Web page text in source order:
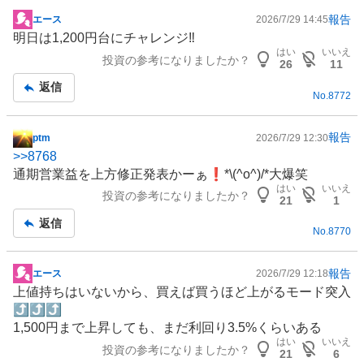
掲
示
事
エース 2026/7/29 14:45報告
明日は1,200円台にチャレンジ‼️
投資の参考になりましたか？
はい
26
いいえ
11
返信
No. 8772
掲
示
板
ptm 2026/7/29 12:30報告
>>8768
通期営業益を上方修正発表かーぁ❗️*\(^o^)/*大爆笑
投資の参考になりましたか？
はい
21
いいえ
1
返信
No.8770
掲
示
板
記
エース 2026/7/29 12:18報告
上値持ちはいないから、買えば買うほど上がるモード突入
⤴️⤴️⤴️
1,500円まで上昇しても、まだ利回り3.5%くらいある
投資の参考になりましたか？
はい
21
いいえ
6